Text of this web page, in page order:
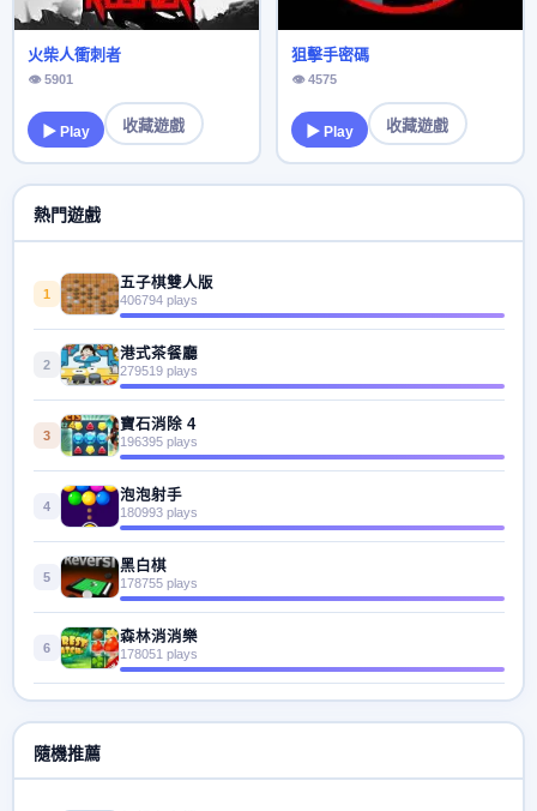
火柴人衝刺者
👁 5901
▶ Play 收藏遊戲
狙擊手密碼
👁 4575
▶ Play 收藏遊戲
熱門遊戲
1
五子棋雙人版
406794 plays
2
港式茶餐廳
279519 plays
3
寶石消除 4
196395 plays
4
泡泡射手
180993 plays
5
黑白棋
178755 plays
6
森林消消樂
178051 plays
隨機推薦